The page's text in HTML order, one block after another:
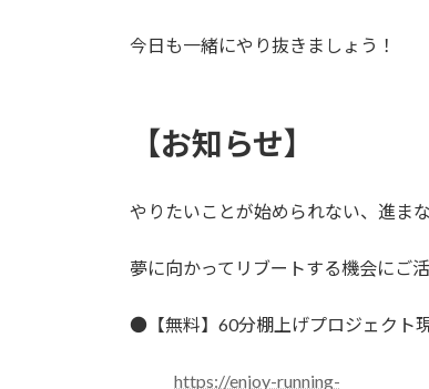
今日も一緒にやり抜きましょう！
【お知らせ】
やりたいことが始められない、進ま
夢に向かってリブートする機会にご活
●【無料】60分棚上げプロジェクト
https://enjoy-running-